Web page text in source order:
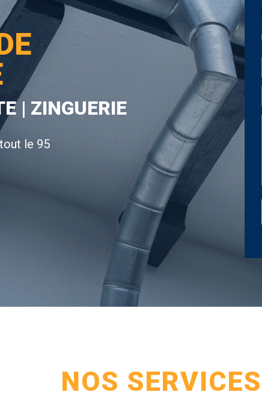
| ZINGUERIE
le 95
NOS SERVICES